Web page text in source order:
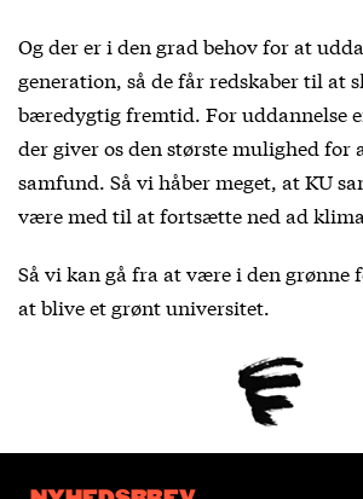
Og der er i den grad behov for at
generation, så de får redskaber til at
bæredygtig fremtid. For uddannelse
der giver os den største mulighed for
samfund. Så vi håber meget, at KU
være med til at fortsætte ned ad
Så vi kan gå fra at være i den grønne
at blive et grønt universitet.